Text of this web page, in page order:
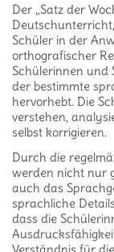
Der „Satz der
Schüler in der
orthografischer
Schülerinnen und
der bestimmte
hervorhebt. Die
verstehen,
selbst korrigieren.
Durch die
werden nicht nur
auch das
sprachliche
dass die